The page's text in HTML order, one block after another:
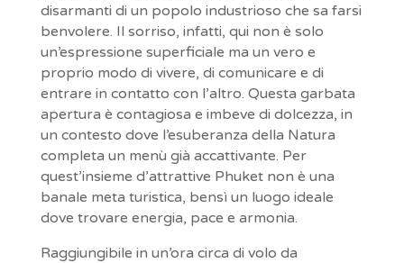
disarmanti di un popolo industrioso che sa farsi
benvolere. Il sorriso, infatti, qui non è solo
un’espressione superficiale ma un vero e
proprio modo di vivere, di comunicare e di
entrare in contatto con l’altro. Questa garbata
apertura è contagiosa e imbeve di dolcezza, in
un contesto dove l’esuberanza della Natura
completa un menù già accattivante. Per
quest’insieme d’attrattive Phuket non è una
banale meta turistica, bensì un luogo ideale
dove trovare energia, pace e armonia.
Raggiungibile in un’ora circa di volo da